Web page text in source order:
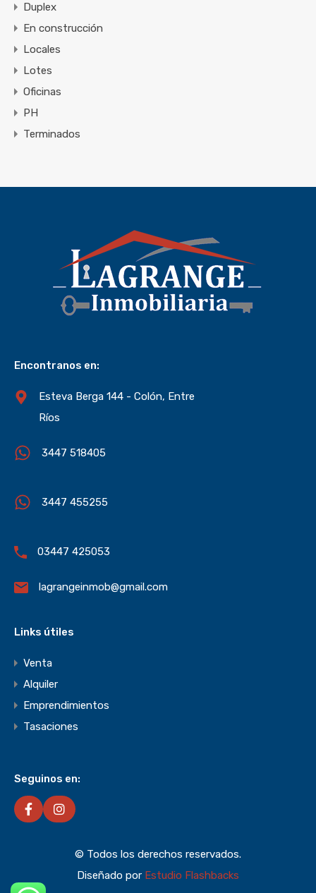
Duplex
En construcción
Locales
Lotes
Oficinas
PH
Terminados
Encontranos en:
Esteva Berga 144 - Colón, Entre
Ríos
3447 518405
3447 455255
03447 425053
lagrangeinmob@gmail.com
Links útiles
Venta
Alquiler
Emprendimientos
Tasaciones
Seguinos en:
© Todos los derechos reservados.
Diseñado por Estudio Flashbacks